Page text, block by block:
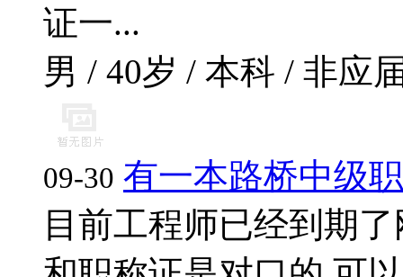
证一...
男 / 40岁 / 本科 / 非应
09-30 有一本路桥中级
目前工程师已经到期